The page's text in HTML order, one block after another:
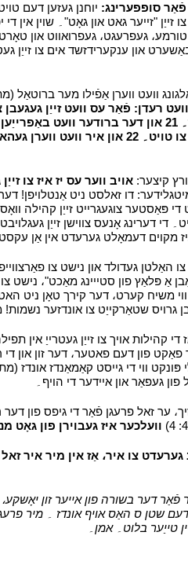
סופפערינג: יוחנן געזען דעם
זייַן "זייער גאט און גאָט"۔ שוין
טורמע، געפרעגט، געפרואווט און
(מתיא 24: 14-9)۔ יאָשקע ימפּרעסט דעם אויף זייַן תלמידים
דער גייסט פון דיין פאטער וואָס רעדט אין
זייער עלטערן، און פאַרשאַפן זיי צו
קיצער: אויב ווער עס יז איז צו
דו זאלסט ניט אַנטלויפן!
צוגעגרייט זייַן קהילה
דערינג אָנעס צווישן זייַן
האַלטן געדולד און נישט צו
אַ פּלאַץ פון סטייינג מאַכט"، נישט
משיח קערט، דער קירך טאָן ניט האט
שטאַרקייַט צו אונדזער נשמות!
קהילות אויך צו זייַן געטרייַ
פון דעם פאטער، דער זון און די
פון געפאַר און איידער די הויף۔
פון דער רוח (מתיא 7: 8-7)۔ יוחנן ינקעראַדזשאַז אונדז
וועלכער איז געבוירן פון גאָט
צו איר، אַז אין מיר איר
דער בשורה פון אייער זון יאָשקע،
דעם שטן ס האַס אויף אונדז ۔ מיר
טייַער בלוט۔ אמן۔